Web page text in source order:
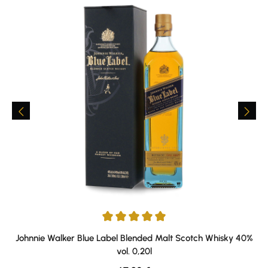
Durchschnittliche Bewertung von 5 von 5 Sternen
Johnnie Walker Blue Label Blended Malt Scotch Whisky 40%
vol. 0,20l